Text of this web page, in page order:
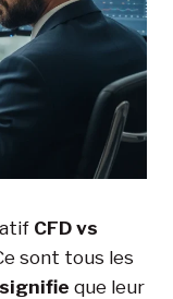
CFD vs
sont tous les
signifie que leur